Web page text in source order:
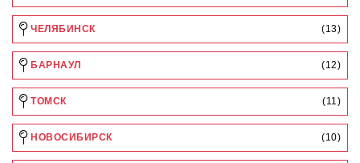
ЧЕЛЯБИНСК (13)
БАРНАУЛ (12)
ТОМСК (11)
НОВОСИБИРСК (10)